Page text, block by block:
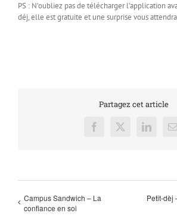
PS : N’oubliez pas de télécharger l’application
déj, elle est gratuite et une surprise vous
Partagez cet article
Facebook
X LinkedIn
Campus Sandwich – La
confiance en soi
Petit-dèj